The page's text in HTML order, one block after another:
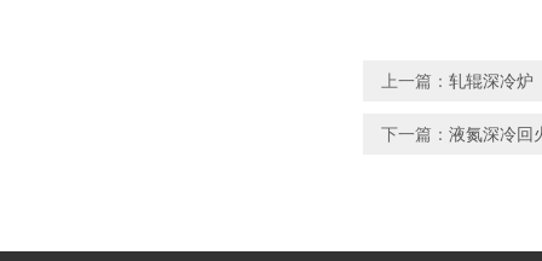
上一篇： 轧辊深冷炉
下一篇： 液氮深冷回